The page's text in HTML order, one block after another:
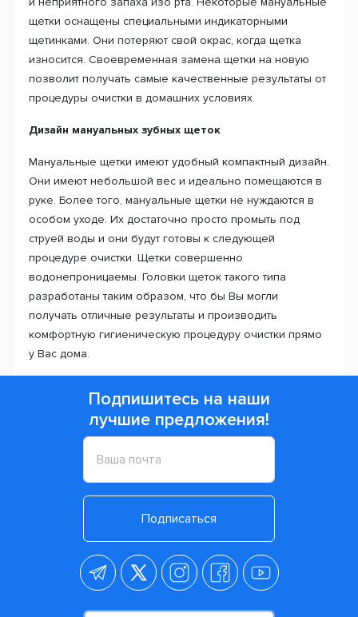
щетки оснащены специальными индикаторными
щетинками. Они потеряют свой окрас, когда щетка
износится. Своевременная замена щетки на новую
позволит получать самые качественные результаты от
процедуры очистки в домашних условиях.
Дизайн мануальных зубных щеток
Мануальные щетки имеют удобный компактный дизайн.
Они имеют небольшой вес и идеально помещаются в
руке. Более того, мануальные щетки не нуждаются в
особом уходе. Их достаточно просто промыть под
струей воды и они будут готовы к следующей
процедуре очистки. Щетки совершенно
водонепроницаемы. Головки щеток такого типа
разработаны таким образом, что бы Вы могли
получать отличные результаты и производить
комфортную гигиеническую процедуру очистки прямо
у Вас дома.
Подпишитесь на наши
лучшие предложения!
Подписаться